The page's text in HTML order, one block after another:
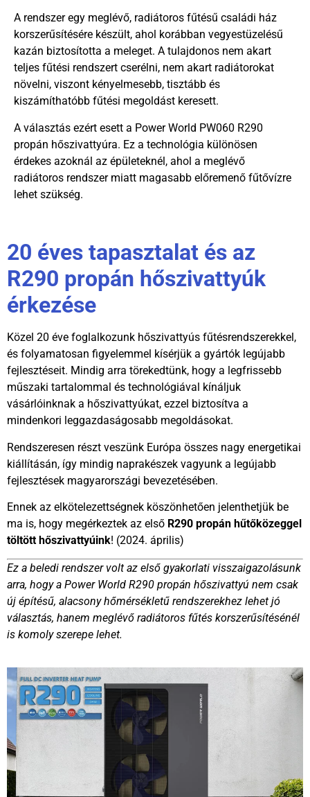
A rendszer egy meglévő, radiátoros fűtésű családi ház
korszerűsítésére készült, ahol korábban vegyestüzelésű
kazán biztosította a meleget. A tulajdonos nem akart
teljes fűtési rendszert cserélni, nem akart radiátorokat
növelni, viszont kényelmesebb, tisztább és
kiszámíthatóbb fűtési megoldást keresett.
A választás ezért esett a Power World PW060 R290
propán hőszivattyúra. Ez a technológia különösen
érdekes azoknál az épületeknél, ahol a meglévő
radiátoros rendszer miatt magasabb előremenő fűtővízre
lehet szükség.
20 éves tapasztalat és az
R290 propán hőszivattyúk
érkezése
Közel 20 éve foglalkozunk hőszivattyús fűtésrendszerekkel,
és folyamatosan figyelemmel kísérjük a gyártók legújabb
fejlesztéseit. Mindig arra törekedtünk, hogy a legfrissebb
műszaki tartalommal és technológiával kínáljuk
vásárlóinknak a hőszivattyúkat, ezzel biztosítva a
mindenkori leggazdaságosabb megoldásokat.
Rendszeresen részt veszünk Európa összes nagy energetikai
kiállításán, így mindig naprakészek vagyunk a legújabb
fejlesztések magyarországi bevezetésében.
Ennek az elkötelezettségnek köszönhetően jelenthetjük be
ma is, hogy megérkeztek az első R290 propán hűtőközeggel
töltött hőszivattyúink! (2024. április)
Ez a beledi rendszer volt az első gyakorlati visszaigazolásunk
arra, hogy a Power World R290 propán hőszivattyú nem csak
új építésű, alacsony hőmérsékletű rendszerekhez lehet jó
választás, hanem meglévő radiátoros fűtés korszerűsítésénél
is komoly szerepe lehet.